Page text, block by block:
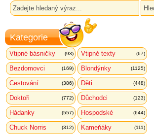
Kategorie
Vtipné básničky (93) Vtipné texty (67)
Bezdomovci (169) Blondýnky (1125)
Cestování (386) Děti (448)
Doktoři (772) Důchodci (123)
Hádanky (557) Hospodské (644)
Chuck Norris (312) Kameňáky (111)